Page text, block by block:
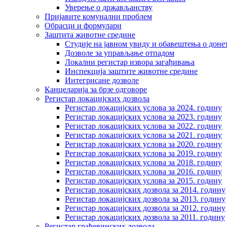
Уверење о држављанству
Пријавите комунални проблем
Обрасци и формулари
Заштита животне средине
Студије на јавном увиду и обавештења о
Дозволе за управљање отпадом
Локални регистар извора загађивања
Инспекција заштите животне средине
Интегрисане дозволе
Канцеларија за брзе одговоре
Регистар локацијских дозвола
Регистар локацијских услова за 2024. годину
Регистар локацијских услова за 2023. годину
Регистар локацијских услова за 2022. годину
Регистар локацијских услова за 2021. годину
Регистар локацијских услова за 2020. годину
Регистар локацијских услова за 2019. годину
Регистар локацијских услова за 2018. годину
Регистар локацијских услова за 2016. годину
Регистар локацијских услова за 2015. годину
Регистар локацијских дозвола за 2014. годину
Регистар локацијских дозвола за 2013. годину
Регистар локацијских дозвола за 2012. годину
Регистар локацијских дозвола за 2011. годину